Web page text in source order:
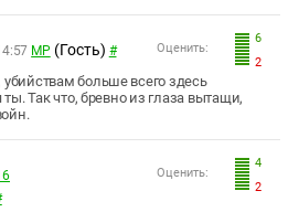
6
2
Оценить:
МР (Гость) #
убийствам больше всего здесь
Так что, бревно из глаза вытащи,
4
2
Оценить: